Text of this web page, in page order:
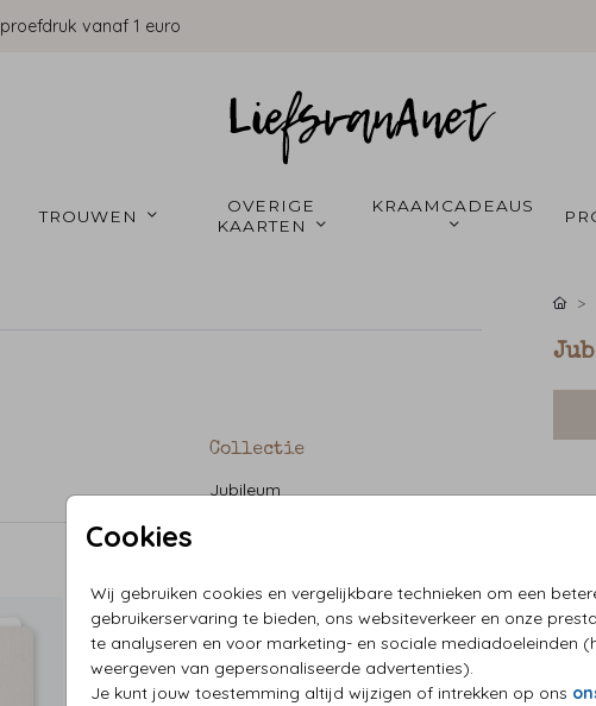
proefdruk vanaf 1 euro
TROUWEN
OVERIGE
KAARTEN
Cookies
Wij gebruiken cookies en vergelijkbare technieken om een
gebruikerservaring te bieden, ons websiteverkeer en onze
te analyseren en voor marketing- en sociale mediadoeleinden
weergeven van gepersonaliseerde advertenties).
Je kunt jouw toestemming altijd wijzigen of intrekken op ons
Collectie
Jubileum